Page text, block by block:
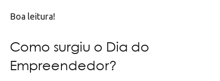
Boa leitura!
Como surgiu o Dia do
Empreendedor?